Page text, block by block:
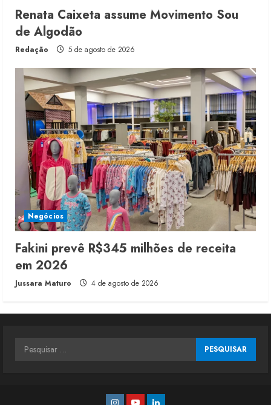
Renata Caixeta assume Movimento Sou
de Algodão
Redação 5 de agosto de 2026
Negócios
Fakini prevê R$345 milhões de receita
em 2026
Jussara Maturo 4 de agosto de 2026
Pesquisar
Instagram
YoutubeLinkedin